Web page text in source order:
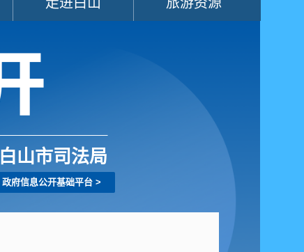
白山市司法局
政府信息公开基础平台 >